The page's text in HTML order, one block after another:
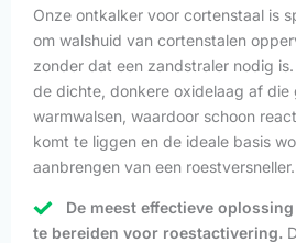
Onze ontkalker voor cortenstaal is
om walshuid van cortenstalen
zonder dat een zandstraler nodig
de dichte, donkere oxidelaag af die
warmwalsen, waardoor schoon
komt te liggen en de ideale basis
aanbrengen van een roestversneller.
De meest effectieve
te bereiden voor roestactivering.